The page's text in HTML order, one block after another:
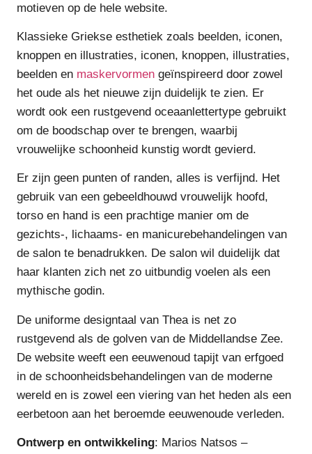
motieven op de hele website.
Klassieke Griekse esthetiek zoals beelden, iconen,
knoppen en illustraties, iconen, knoppen, illustraties,
beelden en maskervormen geïnspireerd door zowel
het oude als het nieuwe zijn duidelijk te zien. Er
wordt ook een rustgevend oceaanlettertype gebruikt
om de boodschap over te brengen, waarbij
vrouwelijke schoonheid kunstig wordt gevierd.
Er zijn geen punten of randen, alles is verfijnd. Het
gebruik van een gebeeldhouwd vrouwelijk hoofd,
torso en hand is een prachtige manier om de
gezichts-, lichaams- en manicurebehandelingen van
de salon te benadrukken. De salon wil duidelijk dat
haar klanten zich net zo uitbundig voelen als een
mythische godin.
De uniforme designtaal van Thea is net zo
rustgevend als de golven van de Middellandse Zee.
De website weeft een eeuwenoud tapijt van erfgoed
in de schoonheidsbehandelingen van de moderne
wereld en is zowel een viering van het heden als een
eerbetoon aan het beroemde eeuwenoude verleden.
Ontwerp en ontwikkeling: Marios Natsos –